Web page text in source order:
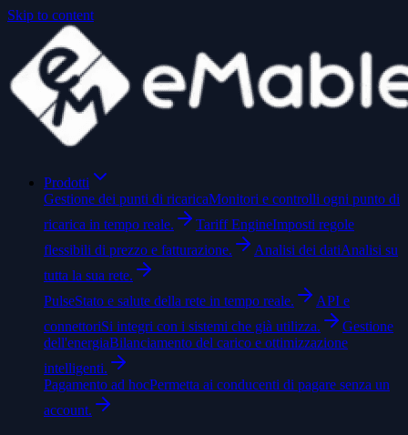
Skip to content
Prodotti
Gestione dei punti di ricaricaMonitori e controlli ogni punto di
ricarica in tempo reale.
Tariff EngineImposti regole
flessibili di prezzo e fatturazione.
Analisi dei datiAnalisi su
tutta la sua rete.
PulseStato e salute della rete in tempo reale.
API e
connettoriSi integri con i sistemi che già utilizza.
Gestione
dell'energiaBilanciamento del carico e ottimizzazione
intelligenti.
Pagamento ad hocPermetta ai conducenti di pagare senza un
account.